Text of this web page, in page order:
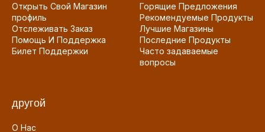
Открыть Свой Магазин
профиль
Отслеживать Заказ
Помощь И Поддержка
Билет Поддержки
Горящие Предложения
Рекомендуемые Продукты
Лучшие Магазины
Последние Продукты
Часто задаваемые
вопросы
другой
О Нас